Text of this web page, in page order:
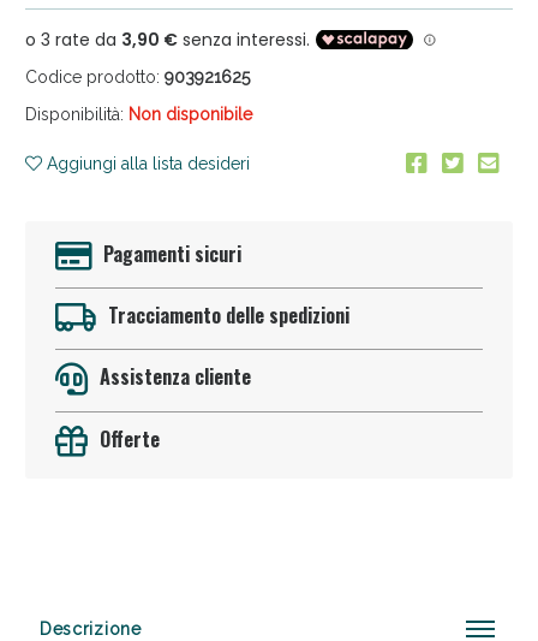
Codice prodotto: 903921625
Disponibilità: Non disponibile
Aggiungi alla lista desideri
Pagamenti sicuri
Tracciamento delle spedizioni
Assistenza cliente
Offerte
Descrizione
Anticellulite e Fanghi: Sconto fino al 40% valido